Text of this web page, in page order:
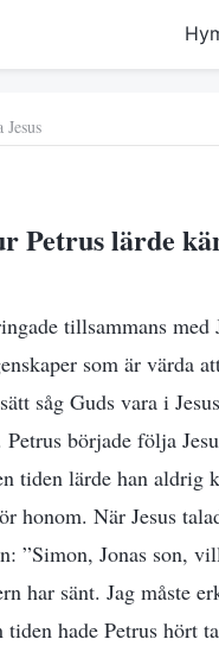
Petrus lärde
tillsammans med
som är värda
såg Guds vara i
började följa
tiden lärde han
honom. När Jesus
”Simon, Jonas son,
har sänt. Jag måste
hade Petrus hört